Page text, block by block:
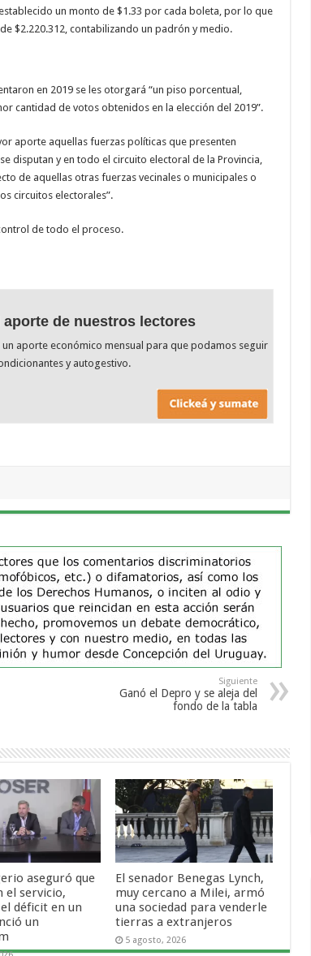
un monto de $1.33 por cada boleta, por lo que
$2.220.312, contabilizando un padrón y medio.
en 2019 se les otorgará “un piso porcentual,
cantidad de votos obtenidos en la elección del 2019”.
aporte aquellas fuerzas políticas que presenten
disputan y en todo el circuito electoral de la Provincia,
de aquellas otras fuerzas vecinales o municipales o
circuitos electorales”.
de todo el proceso.
de nuestros lectores
aporte económico mensual para que podamos seguir
y autogestivo.
Siguiente
Ganó el Depro y se aleja del
fondo de la tabla
aseguró que
el servicio,
déficit en un
un
El senador Benegas Lynch,
muy cercano a Milei, armó
una sociedad para venderle
tierras a extranjeros
5 agosto, 2026